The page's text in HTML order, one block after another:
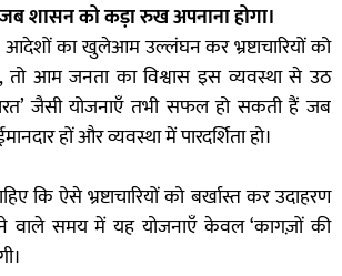
शासन को कड़ा रुख अपनाना होगा।
का खुलेआम उल्लंघन कर भ्रष्टाचारियों को
तो आम जनता का विश्वास इस व्यवस्था से उठ
जैसी योजनाएँ तभी सफल हो सकती हैं जब
हों और व्यवस्था में पारदर्शिता हो।
कि ऐसे भ्रष्टाचारियों को बर्खास्त कर उदाहरण
वाले समय में यह योजनाएँ केवल ‘कागज़ों की